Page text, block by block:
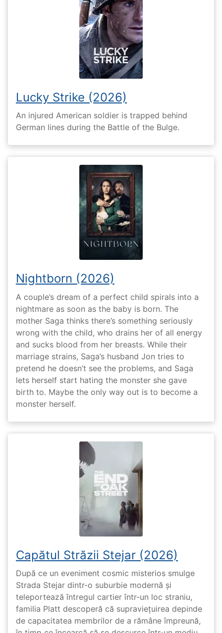
Lucky Strike (2026)
An injured American soldier is trapped behind
German lines during the Battle of the Bulge.
Nightborn (2026)
A couple’s dream of a perfect child spirals into a
nightmare as soon as the baby is born. The
mother Saga thinks there’s something seriously
wrong with the child, who drains her of all energy
and sucks blood from her breasts. While their
marriage strains, Saga’s husband Jon tries to
pretend he doesn’t see the problems, and Saga
lets herself start hating the monster she gave
birth to. Maybe the only way out is to become a
monster herself.
Capătul Străzii Stejar (2026)
După ce un eveniment cosmic misterios smulge
Strada Stejar dintr-o suburbie modernă și
teleportează întregul cartier într-un loc straniu,
familia Platt descoperă că supraviețuirea depinde
de capacitatea membrilor de a rămâne împreună,